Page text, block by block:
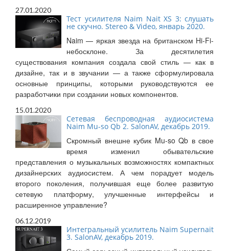
27.01.2020
Тест усилителя Naim Nait XS 3: слушать
не скучно. Stereo & Video, январь 2020.
Naim — яркая звезда на британском Hi-Fi-
небосклоне. За десятилетия
существования компания создала свой стиль — как в
дизайне, так и в звучании — а также сформулировала
основные принципы, которыми руководствуются ее
разработчики при создании новых компонентов.
15.01.2020
Сетевая беспроводная аудиосистема
Naim Mu-so Qb 2. SalonAV, декабрь 2019.
Скромный внешне кубик Mu-so Qb в свое
время изменил обывательские
представления о музыкальных возможностях компактных
дизайнерских аудиосистем. А чем порадует модель
второго поколения, получившая еще более развитую
сетевую платформу, улучшенные интерфейсы и
расширенное управление?
06.12.2019
Интегральный усилитель Naim Supernait
3. SalonAV, декабрь 2019.